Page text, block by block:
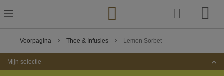
naar
de
Voorpagina Thee & Infusies Lemon Sorbet
Mijn selectie